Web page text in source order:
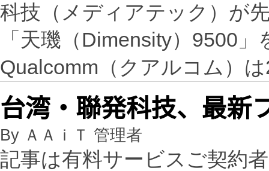
科技（メディアテック）が
「天璣（Dimensity）9500
Qualcomm（クアルコム）
台湾・聯発科技、最新
By ＡＡｉＴ 管理者
記事は有料サービスご契約